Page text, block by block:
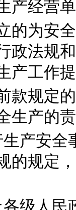
产经营
为安
政法规
产工作
款规定
生产的
产安全
的规定
级人民